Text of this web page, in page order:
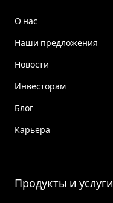
О нас
Наши предложения
Новости
Инвесторам
Блог
Карьера
Продукты и услуги